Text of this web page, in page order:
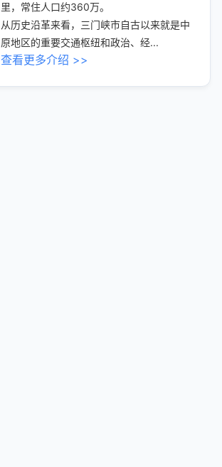
里，常住人口约360万。
从历史沿革来看，三门峡市自古以来就是中
原地区的重要交通枢纽和政治、经...
查看更多介绍 >>